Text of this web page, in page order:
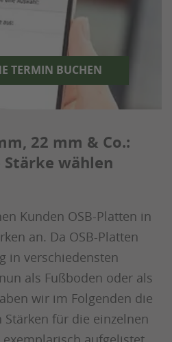
TERMIN BUCHEN
22 mm & Co.:
Stärke wählen
Kunden OSB-Platten in
an. Da OSB-Platten
in verschiedensten
als Fußboden oder als
wir im Folgenden die
für die einzelnen